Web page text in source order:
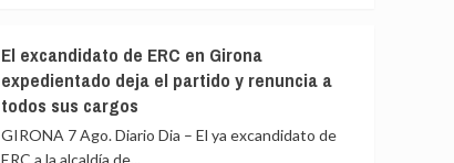
procedentes
de
Gobierno
restablece
los
fronterizos
El excandidato de ERC en Girona
expedientado deja el partido y renuncia a
todos sus cargos
GIRONA 7 Ago. Diario Dia – El ya excandidato de
ERC a la alcaldía de...